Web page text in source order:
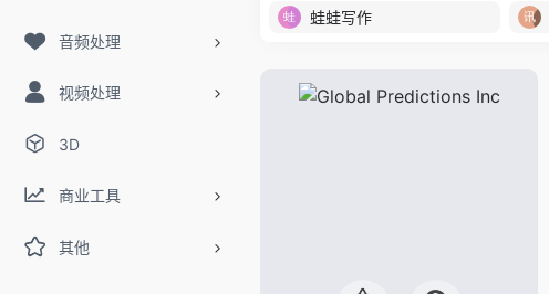
音频处理
视频处理
3D
商业工具
其他
蛙蛙写作